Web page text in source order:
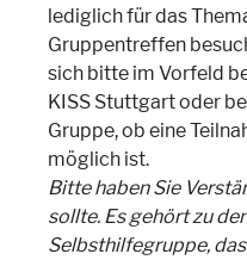
lediglich für das
Gruppentreffen
sich bitte im Vorfeld
KISS Stuttgart oder
Gruppe, ob eine
möglich ist.
Bitte haben Sie
sollte. Es gehört zu
Selbsthilfegruppe,